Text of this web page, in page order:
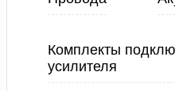
Комплекты
усилителя